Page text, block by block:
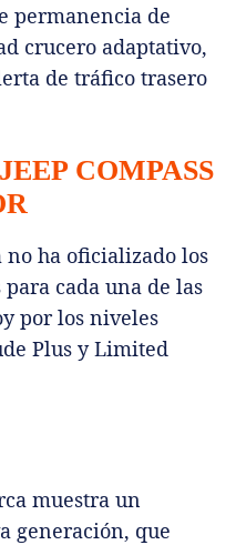
permanencia de
crucero adaptativo,
de tráfico trasero
COMPASS
ha oficializado los
cada una de las
por los niveles
Plus y Limited
muestra un
generación, que